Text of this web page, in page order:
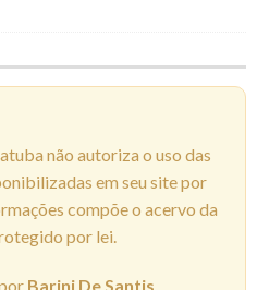
não autoriza o uso das
em seu site por
compõe o acervo da
por lei.
Barini De Santis